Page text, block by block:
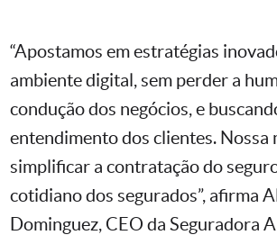
“Apostamos em estratégias
ambiente digital, sem perder a
condução dos negócios, e
entendimento dos clientes. Nossa
simplificar a contratação do
cotidiano dos segurados”, afirma
Dominguez, CEO da Seguradora